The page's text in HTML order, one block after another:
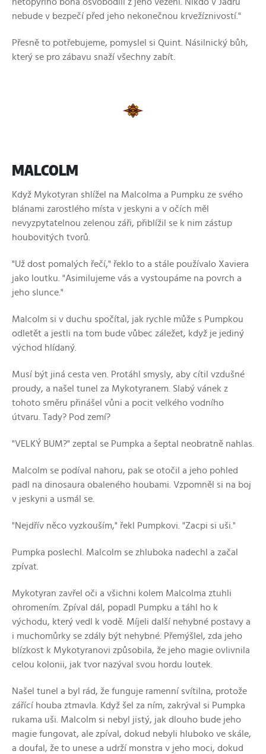
nebude v bezpečí před jeho nekonečnou krvežíznivostí."
Přesně to potřebujeme, pomyslel si Quint. Násilnický bůh,
který se pro zábavu snaží všechny zabít.
MALCOLM
Když Mykotyran shlížel na Malcolma a Pumpku ze svého
blánami zarostlého místa v jeskyni a v očích měl
nevyzpytatelnou zelenou záři, přiblížil se k nim zástup
houbovitých tvorů.
"Už dost pomalých řečí," řeklo to a stále používalo Xaviera
jako loutku. "Asimilujeme vás a vystoupáme na povrch a
jeho slunce."
Malcolm si v duchu spočítal, jak rychle může s Pumpkou
odletět a jestli na tom bude vůbec záležet, když je jediný
východ hlídaný.
Musí být jiná cesta ven. Protáhl smysly, aby cítil vzdušné
proudy, a našel tunel za Mykotyranem. Slabý vánek z
tohoto směru přinášel vůni a pocit velkého vodního
útvaru. Tady? Pod zemí?
"VELKÝ BUM?" zeptal se Pumpka a šeptal neobratně nahlas.
Malcolm se podíval nahoru, pak se otočil a jeho pohled
padl na dinosaura obaleného houbami. Vzpomněl si na boj
v jeskyni a usmál se.
"Nejdřív něco vyzkouším," řekl Pumpkovi. "Zacpi si uši."
Pumpka poslechl. Malcolm se zhluboka nadechl a začal
zpívat.
Mykotyran zavřel oči a všichni kolem Malcolma ztuhli
ohromením. Zpíval dál, popadl Pumpku a táhl ho k
východu, který vedl k vodě. Míjeli další nehybné postavy a
i muchomůrky se zdály být nehybné. Přemýšlel, zda jeho
blízkost k Mykotyranovi způsobila, že jeho magie ovlivnila
celou kolonii, jak tvor nazýval svou hordu loutek.
Našel tunel a byl rád, že funguje ramenní svítilna, protože
zářící houba ztmavla. Když šel za ním, zakrýval si Pumpka
rukama uši. Malcolm si nebyl jistý, jak dlouho bude jeho
magie fungovat, ale zpíval, dokud nebyli hluboko ve skále,
a doufal, že to unese a udrží monstra v jeho moci, dokud